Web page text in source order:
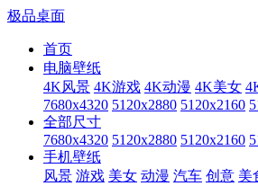
极品桌面
首页
电脑壁纸
4K风景 4K游戏 4K动漫 4K美女
7680x4320 5120x2880 5120x2160
全部尺寸
7680x4320 5120x2880 5120x2160
手机壁纸
风景 游戏 美女 动漫 汽车 创意 美